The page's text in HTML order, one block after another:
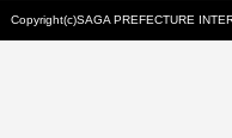
Copyright(c)SAGA PREFECTURE